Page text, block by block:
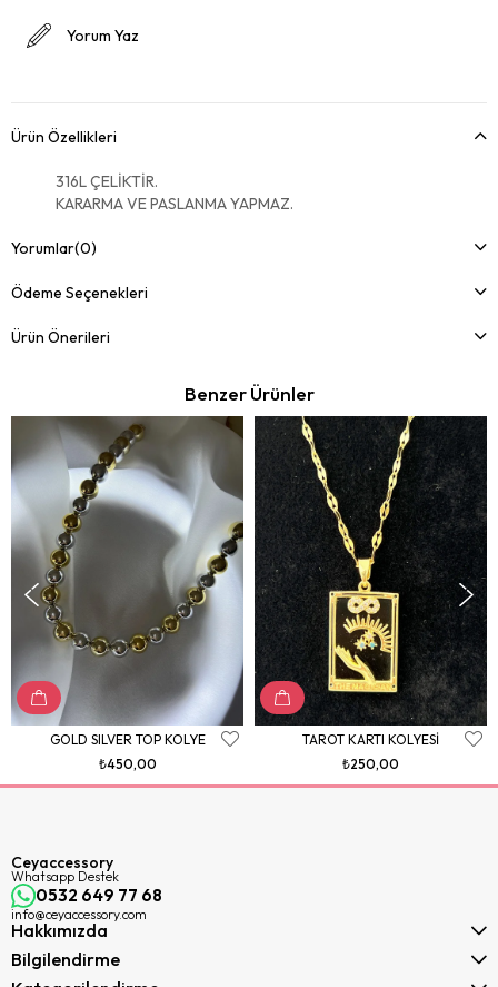
Yorum Yaz
Ürün Özellikleri
316L ÇELİKTİR.
KARARMA VE PASLANMA YAPMAZ.
Yorumlar(0)
Ödeme Seçenekleri
Ürün Önerileri
Benzer Ürünler
GOLD SILVER TOP KOLYE
₺450,00
TAROT KARTI KOLYESİ
₺250,00
Ceyaccessory
Whatsapp Destek
0532 649 77 68
info@ceyaccessory.com
Hakkımızda
Bilgilendirme